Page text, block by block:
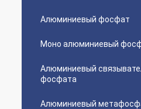
Алюминиевый фосфат
Моно алюминиевый
Алюминиевый
фосфата
Алюминиевый